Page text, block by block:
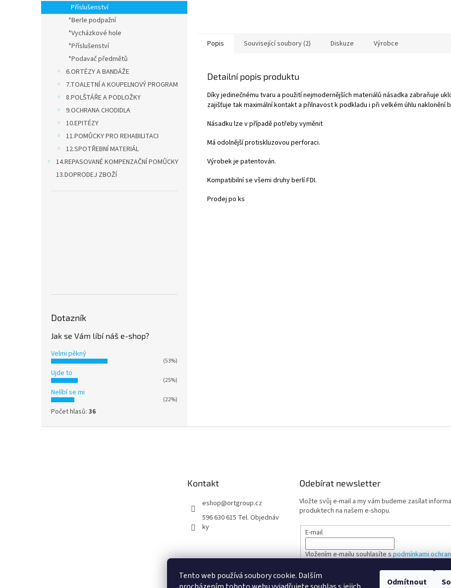
Tento web používá soubory cookie. Dalším
Odmítnout
Příslušenství
*Berle podpažní
*Vycházkové hole
*Příslušenství
*Podavač předmětů
6.ORTÉZY A BANDÁŽE
7.TOALETNÍ A KOUPELNOVÝ PROGRAM
8.POLŠTÁŘE A PODLOŽKY
9.OCHRANA CHODIDLA
10.EPITÉZY
11.POMŮCKY PRO REHABILITACI
12.SPOTŘEBNÍ MATERIÁL
14.REPASOVANÉ KOMPENZAČNÍ POMŮCKY
13.DOPRODEJ ZBOŽÍ
Dotazník
Jak se Vám líbí náš e-shop?
Velmi pěkný
(53%)
Ujde to
(25%)
Nelíbí se mi
(22%)
Počet hlasů: 36
Popis Související soubory (2) Diskuze Výrobce
Detailní popis produktu
Díky jedinečnému tvaru a použití nejmodernějších materiálů násadka zabraňuje
zajišťuje tak maximální kontakt a přilnavost k podkladu i při velkém úhlu naklonění
Násadku lze v případě potřeby vyměnit
Má odolnější protiskluzovou perforaci.
Výrobek je patentován.
Kompatibilní se všemi druhy berlí FDI.
Prodej po ks
Kontakt
eshop@ortgroup.cz
596 630 615 Tel. Objednáv
ky
Odebírat newsletter
Vložte svůj e-mail a my vám budeme zasílat
produktech na našem e-shopu.
E-mail
Vložením e-mailu souhlasíte spodmínkami